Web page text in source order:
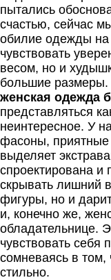
пытались
счастью, сейчас
обилие одежды на
чувствовать
весом, но и
большие размеры.
женская одежда
представляться
неинтересное. У
фасоны, приятные
выделяет
спроектирована и
скрывать лишний
фигуры, но и
и, конечно же,
обладательнице.
чувствовать себя
сомневаясь в
стильно.